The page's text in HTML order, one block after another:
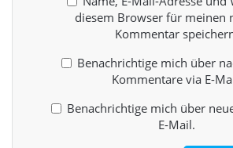
diesem Browser für meinen
Kommentar
Benachrichtige mich über
Kommentare via E-
Benachrichtige mich über
E-Mail.